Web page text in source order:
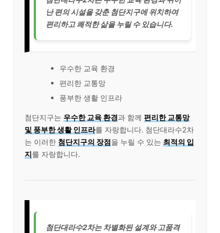
난 편의 시설을 갖춘 첨단지구에 위치하여
편리하고 쾌적한 삶을 누릴 수 있습니다.
우수한 교육 환경
편리한 교통망
풍부한 생활 인프라
첨단지구는 우수한 교육 환경과 함께 편리한 교통망
및 풍부한 생활 인프라를 자랑합니다. 첨단대라수2차
는 이러한 첨단지구의 장점을 누릴 수 있는 최적의 입
지를 자랑합니다.
첨단대라수2차는 차별화된 설계와 고품격